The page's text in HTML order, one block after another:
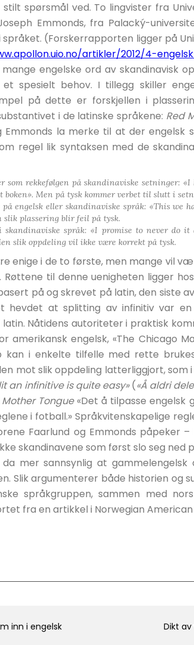
spørsmål ved. To lingvister fra
Emmonds, fra Palacký-
(Forskerrapporten ligger på
artikler/2012/4-
engelske ord av skandinavisk
behov. I tillegg skiller
på dette er forskjellen i
i de latinske språkene: Red
Emmonds la merke til at der engelsk
regel lik syntaksen med de
som rekkefølgen på skandinaviske setninger:
boken». Men på tysk kommer verbet til slutt i
engelsk eller skandinaviske språk: «This we
slik plassering blir feil på tysk.
språk: «I promise to never do
slik oppdeling vil ikke være korrekt på tysk.
enige i de to første, men mange vil
til denne uenigheten ligger
på og skrevet på latin, den siste
hevdet at splitting av infinitiv var en
Nåtidens autoriteter i praktisk
amerikansk engelsk, «The Chicago
kan i enkelte tilfelle med rette
mot slik oppdeling latterliggjort, som
an infinitive is quite easy»(«Å aldri
Mother Tongue«Det å tilpasse engelsk
i fotball.» Språkvitenskapelige
Faarlund og Emmonds påpeker
skandinavene som først slo seg
mer sannsynlig at
Slik argumenterer både historien og
språkgruppen, sammen med
fra en artikkel i Norwegian American
inn i engelsk
Dikt